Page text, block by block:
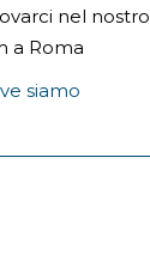
nel nostro
a Roma
siamo